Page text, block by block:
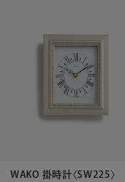
WAKO 掛時計〈SW225〉